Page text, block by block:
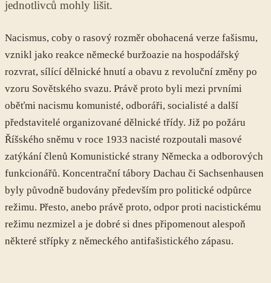
jednotlivců mohly lišit.
Nacismus, coby o rasový rozměr obohacená verze fašismu,
vznikl jako reakce německé buržoazie na hospodářský
rozvrat, sílící dělnické hnutí a obavu z revoluční změny po
vzoru Sovětského svazu. Právě proto byli mezi prvními
oběťmi nacismu komunisté, odboráři, socialisté a další
představitelé organizované dělnické třídy. Již po požáru
Říšského sněmu v roce 1933 nacisté rozpoutali masové
zatýkání členů Komunistické strany Německa a odborových
funkcionářů. Koncentrační tábory Dachau či Sachsenhausen
byly původně budovány především pro politické odpůrce
režimu. Přesto, anebo právě proto, odpor proti nacistickému
režimu nezmizel a je dobré si dnes připomenout alespoň
některé střípky z německého antifašistického zápasu.